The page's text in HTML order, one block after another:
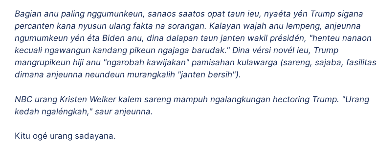
Bagian anu paling nggumunkeun, sanaos saatos opat taun ieu, nyaéta yén Trump sigana
percanten kana nyusun ulang fakta na sorangan. Kalayan wajah anu lempeng, anjeunna
ngumumkeun yén éta Biden anu, dina dalapan taun janten wakil présidén, "henteu nanaon
kecuali ngawangun kandang pikeun ngajaga barudak." Dina vérsi novél ieu, Trump
mangrupikeun hiji anu "ngarobah kawijakan" pamisahan kulawarga (sareng, sajaba, fasilitas
dimana anjeunna neundeun murangkalih "janten bersih").
NBC urang Kristen Welkerkalem sareng mampuh ngalangkungan hectoring Trump. "Urang
kedah ngaléngkah," saur anjeunna.
Kitu ogé urang sadayana.